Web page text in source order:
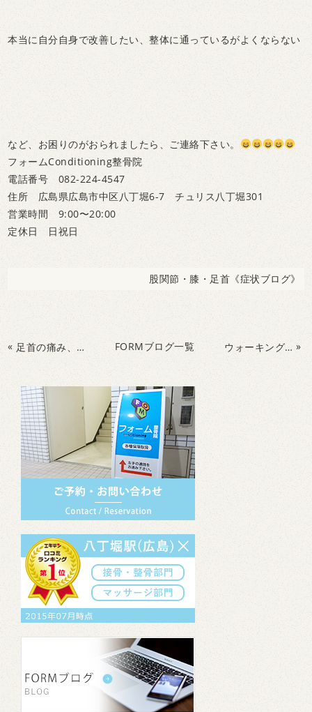
本当に自分自身で改善したい、整体に通っているがよくならない
など、お困りのがおられましたら、ご連絡下さい。
フォームConditioning整骨院
電話番号 082-224-4547
住所 広島県広島市中区八丁堀6-7 チュリス八丁堀301
営業時間 9:00〜20:00
定休日 日祝日
股関節・膝・足首《症状ブログ》
« 足首の痛み、捻挫、歩行の痛み、足の甲が痛い方にお勧め FORMブログ一覧 ウォーキングを始めたら、腰が痛みがでた。運動不足で今から頑張りたいのに。30代女性の方にオススメ。 »